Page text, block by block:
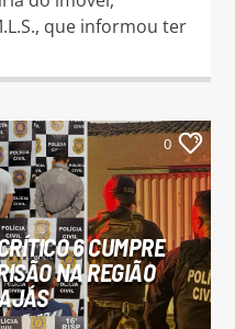
que informou ter
0
6 CUMPRE
NA REGIÃO